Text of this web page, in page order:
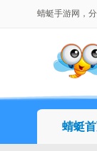
蜻蜓手游网，
蜻蜓